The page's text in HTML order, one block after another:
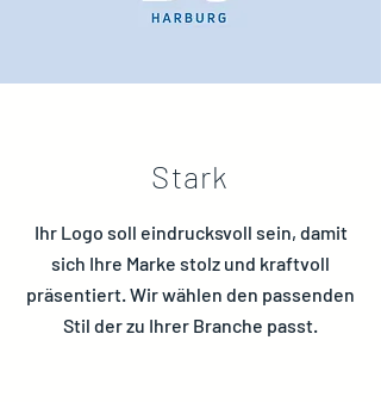
Stark
Ihr Logo soll eindrucksvoll sein, damit
sich Ihre Marke stolz und kraftvoll
präsentiert. Wir wählen den passenden
Stil der zu Ihrer Branche passt.